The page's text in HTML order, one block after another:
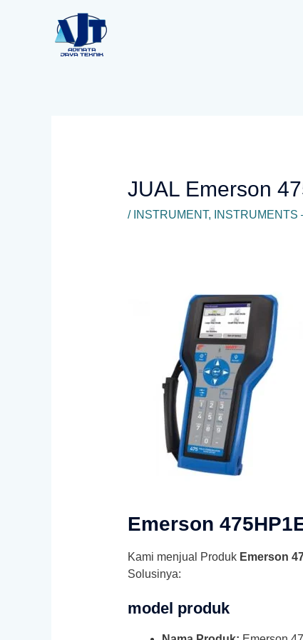
JUAL Emerson
/ INSTRUMENT, INSTRUMENTS
Emerson
Kami menjual Produk Emerson
Solusinya:
model produk